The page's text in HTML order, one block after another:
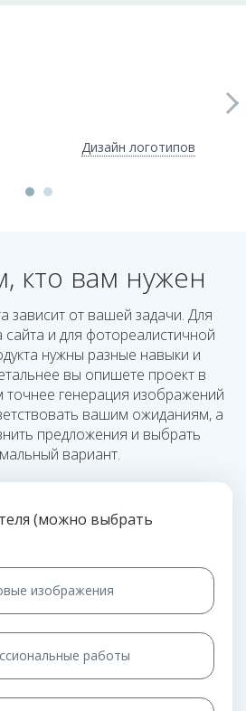
Дизайн логотипов
кто вам нужен
зависит от вашей задачи. Для
сайта и для фотореалистичной
нужны разные навыки и
вы опишете проект в
точнее генерация изображений
вашим ожиданиям, а
предложения и выбрать
вариант.
(можно выбрать
изображения
работы